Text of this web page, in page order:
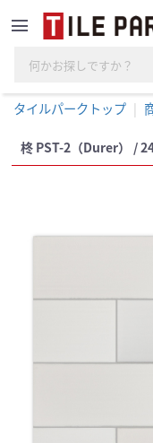
menu
タイルパークトップ
柊 PST-2（Durer） /